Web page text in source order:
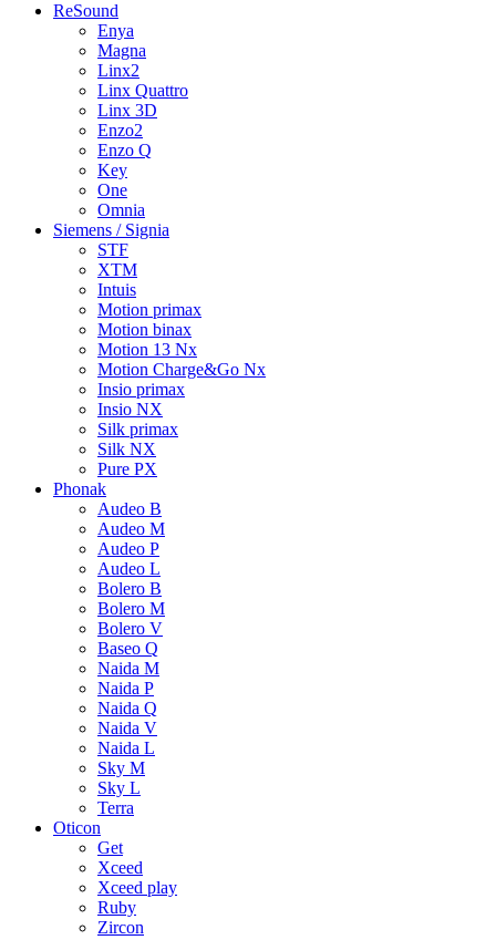
ReSound
Enya
Magna
Linx2
Linx Quattro
Linx 3D
Enzo2
Enzo Q
Key
One
Omnia
Siemens / Signia
STF
XTM
Intuis
Motion primax
Motion binax
Motion 13 Nx
Motion Charge&Go Nx
Insio primax
Insio NX
Silk primax
Silk NX
Pure PX
Phonak
Audeo B
Audeo M
Audeo P
Audeo L
Bolero B
Bolero M
Bolero V
Baseo Q
Naida M
Naida P
Naida Q
Naida V
Naida L
Sky M
Sky L
Terra
Oticon
Get
Xceed
Xceed play
Ruby
Zircon